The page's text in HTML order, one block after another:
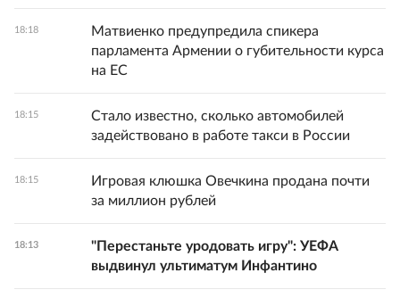
18:18
Матвиенко предупредила спикера
парламента Армении о губительности курса
на ЕС
18:15
Стало известно, сколько автомобилей
задействовано в работе такси в России
18:15
Игровая клюшка Овечкина продана почти
за миллион рублей
18:13
"Перестаньте уродовать игру": УЕФА
выдвинул ультиматум Инфантино